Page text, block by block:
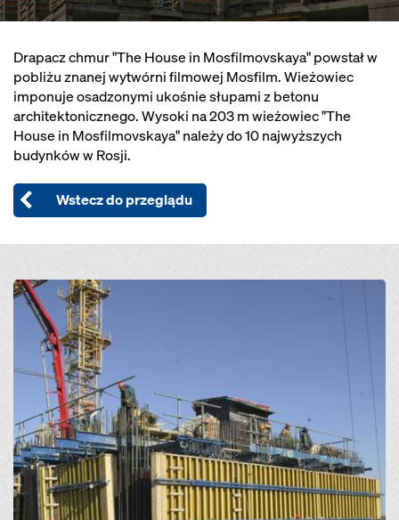
Drapacz chmur "The House in Mosfilmovskaya" powstał w
pobliżu znanej wytwórni filmowej Mosfilm. Wieżowiec
imponuje osadzonymi ukośnie słupami z betonu
architektonicznego. Wysoki na 203 m wieżowiec "The
House in Mosfilmovskaya" należy do 10 najwyższych
budynków w Rosji.
Wstecz do przeglądu
Open